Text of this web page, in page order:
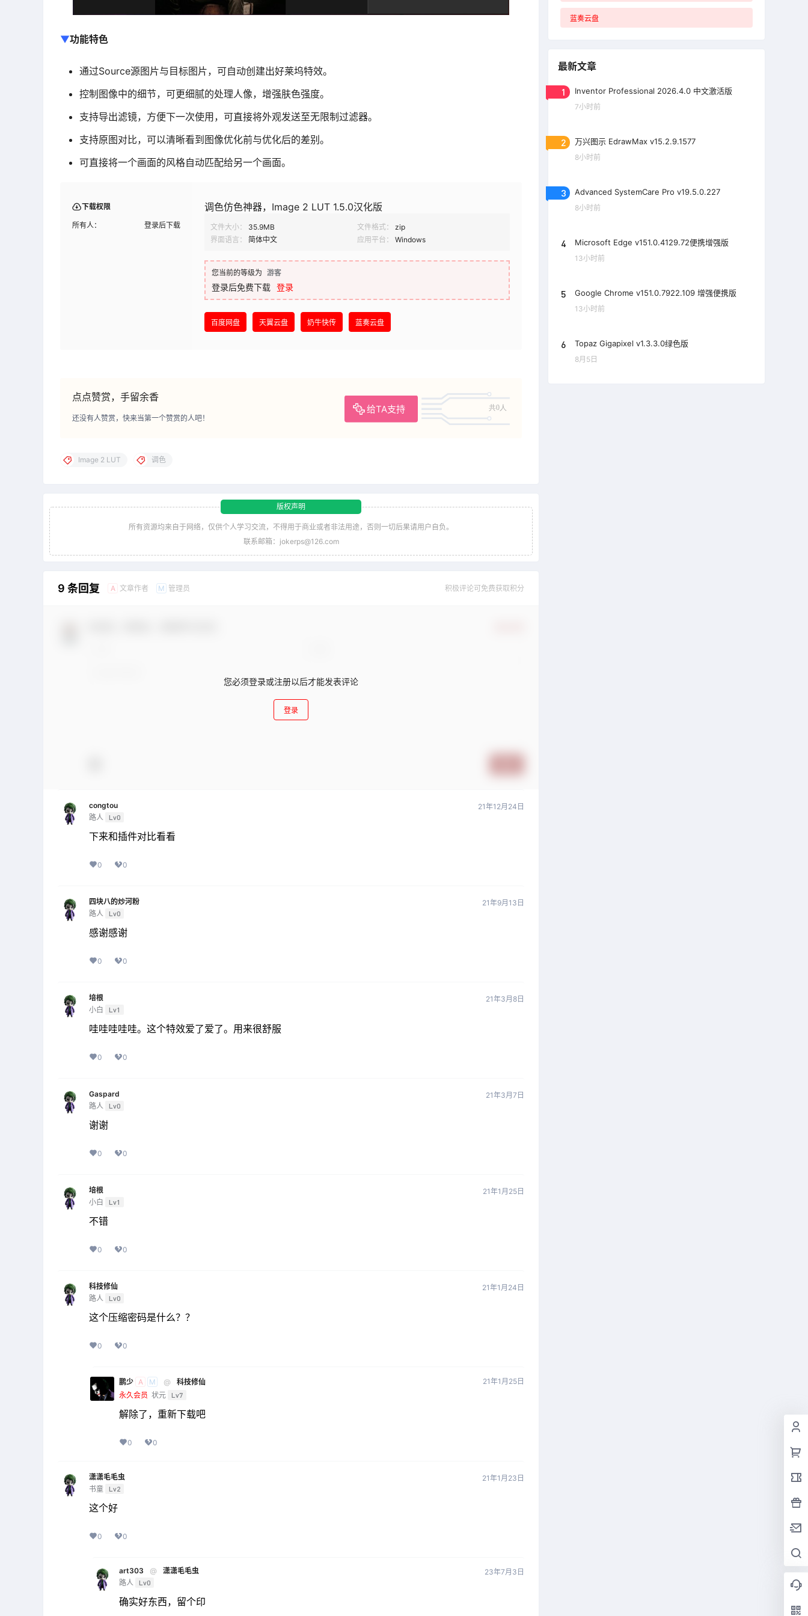
▼功能特色
通过Source源图片与目标图片，可自动创建出好莱坞特效。
控制图像中的细节，可更细腻的处理人像，增强肤色强度。
支持导出滤镜，方便下一次使用，可直接将外观发送至无限制过滤器。
支持原图对比，可以清晰看到图像优化前与优化后的差别。
可直接将一个画面的风格自动匹配给另一个画面。
下载权限
所有人： 登录后下载
调色仿色神器，Image 2 LUT 1.5.0汉化版
文件大小： 35.9MB 文件格式：
zip
界面语言：
简体中文 应用平台： Windows
您当前的等级为 游客
登录后免费下载 登录
百度网盘 天翼云盘 奶牛快传 蓝奏云盘
点点赞赏，手留余香
给TA支持 共0人
还没有人赞赏，快来当第一个赞赏的人吧！
Image 2 LUT 调色
版权声明
所有资源均来自于网络，仅供个人学习交流，不得用于商业或者非法用途，否则一切后果请用户自负。
联系邮箱：jokerps@126.com
9 条回复 A 文章作者 M 管理员 积极评论可免费获取积分
您必须登录或注册以后才能发表评论
登录
congtou
路人 Lv0
21年12月24日
下来和插件对比看看
0 0
四块八的炒河粉
路人 Lv0
21年9月13日
感谢感谢
0 0
培根
小白
Lv1
21年3月8日
哇哇哇哇哇。这个特效爱了爱了。用来很舒服
0 0
Gaspard
路人 Lv0
21年3月7日
谢谢
0 0
培根
小白
Lv1
21年1月25日
不错
0 0
科技修仙
路人 Lv0
21年1月24日
这个压缩密码是什么？？
0 0
鹏少 A M @
科技修仙
永久会员 状元 Lv7
21年1月25日
解除了，重新下载吧
0 0
潇潇毛毛虫
书童 Lv2
21年1月23日
这个好
0 0
art303 @
潇潇毛毛虫
路人 Lv0
23年7月3日
确实好东西，留个印
蓝奏云盘
最新文章
1 Inventor Professional 2026.4.0 中文激活版
7小时前
2 万兴图示 EdrawMax v15.2.9.1577
8小时前
3 Advanced SystemCare Pro v19.5.0.227
8小时前
4 Microsoft Edge v151.0.4129.72便携增强版
13小时前
5 Google Chrome v151.0.7922.109 增强便携版
13小时前
6 Topaz Gigapixel v1.3.3.0绿色版
8月5日